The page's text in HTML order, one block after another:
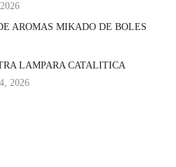
AROMAS MIKADO DE BOLES
LAMPARA CATALITICA
2026